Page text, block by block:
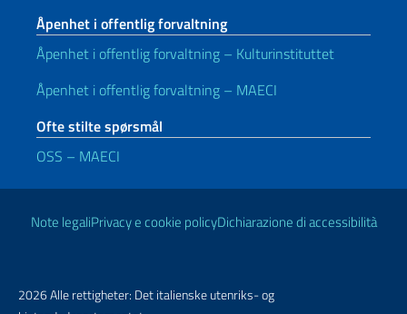
Åpenhet i offentlig forvaltning
Åpenhet i offentlig forvaltning – Kulturinstituttet
Åpenhet i offentlig forvaltning – MAECI
Ofte stilte spørsmål
OSS – MAECI
Nyttige lenker
Note legaliPrivacy e cookie policyDichiarazione di accessibilità
2026 Alle rettigheter: Det italienske utenriks- og